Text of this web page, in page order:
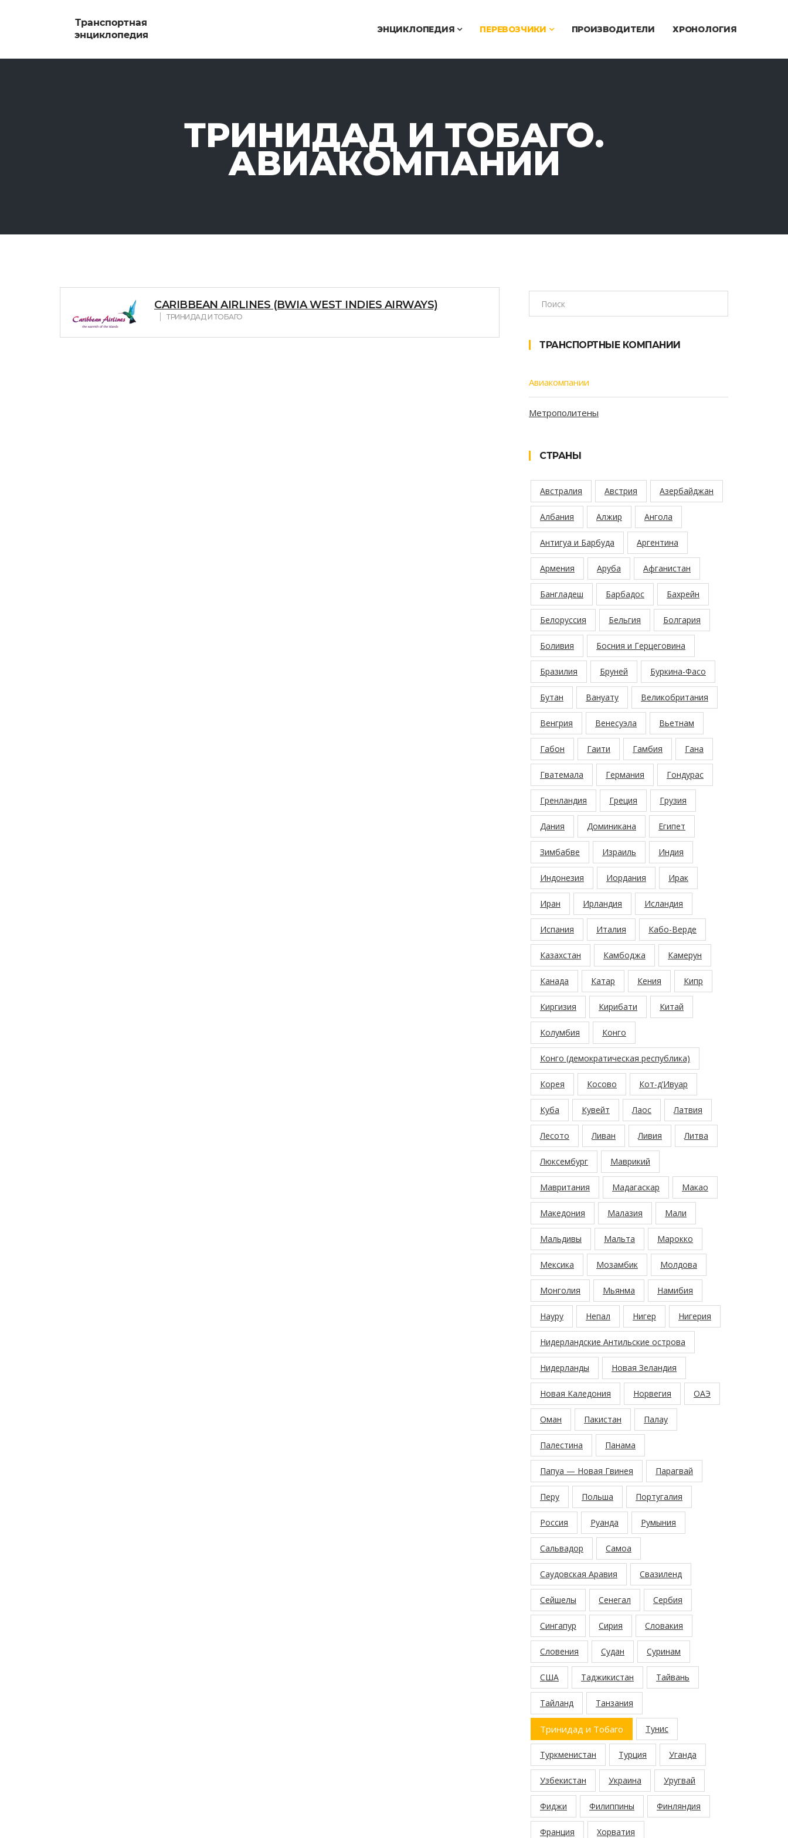
ЭНЦИКЛОПЕДИЯ ПЕРЕВОЗЧИКИ ПРОИЗВОДИТЕЛИ ХРОНОЛОГИЯ
ТРИНИДАД И ТОБАГО.
АВИАКОМПАНИИ
CARIBBEAN AIRLINES (BWIA WEST INDIES AIRWAYS)
ТРИНИДАД И ТОБАГО
ТРАНСПОРТНЫЕ КОМПАНИИ
Авиакомпании
Метрополитены
СТРАНЫ
Австралия Австрия Азербайджан
Албания Алжир Ангола
Антигуа и Барбуда Аргентина
Армения Аруба Афганистан
Бангладеш Барбадос Бахрейн
Белоруссия Бельгия Болгария
Боливия Босния и Герцеговина
Бразилия Бруней Буркина-Фасо
Бутан Вануату Великобритания
Венгрия Венесуэла Вьетнам
Габон Гаити Гамбия Гана
Гватемала Германия Гондурас
Гренландия Греция Грузия
Дания Доминикана Египет
Зимбабве Израиль Индия
Индонезия Иордания Ирак
Иран Ирландия Исландия
Испания Италия Кабо-Верде
Казахстан Камбоджа Камерун
Канада Катар Кения Кипр
Киргизия Кирибати Китай
Колумбия Конго
Конго (демократическая республика)
Корея Косово Кот-д’Ивуар
Куба Кувейт Лаос Латвия
Лесото Ливан Ливия Литва
Люксембург Маврикий
Мавритания Мадагаскар Макао
Македония Малазия Мали
Мальдивы Мальта Марокко
Мексика Мозамбик Молдова
Монголия Мьянма Намибия
Науру Непал Нигер Нигерия
Нидерландские Антильские острова
Нидерланды Новая Зеландия
Новая Каледония Норвегия ОАЭ
Оман Пакистан Палау
Палестина Панама
Папуа — Новая Гвинея Парагвай
Перу Польша Португалия
Россия Руанда Румыния
Сальвадор Самоа
Саудовская Аравия Свазиленд
Сейшелы Сенегал Сербия
Сингапур Сирия Словакия
Словения Судан Суринам
США Таджикистан Тайвань
Тайланд Танзания
Тринидад и Тобаго Тунис
Туркменистан Турция Уганда
Узбекистан Украина Уругвай
Фиджи Филиппины Финляндия
Франция Хорватия